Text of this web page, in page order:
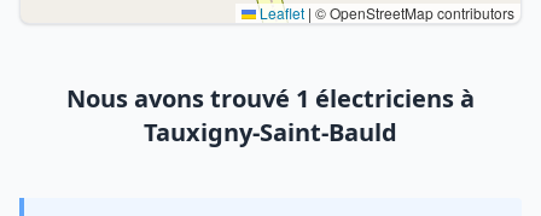
Leaflet | © OpenStreetMap contributors
Nous avons trouvé 1 électriciens à
Tauxigny-Saint-Bauld